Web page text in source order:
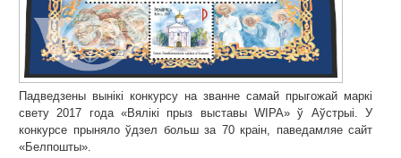
Падведзены вынікі конкурсу на званне самай прыгожай маркі
свету 2017 года «Вялікі прыз выставы WIPA» ў Аўстрыі. У
конкурсе прыняло ўдзел больш за 70 краін, паведамляе сайт
«Белпошты».